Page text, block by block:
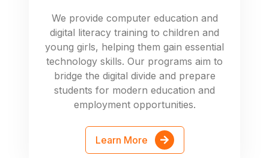
We provide computer education and
digital literacy training to children and
young girls, helping them gain essential
technology skills. Our programs aim to
bridge the digital divide and prepare
students for modern education and
employment opportunities.
Learn More